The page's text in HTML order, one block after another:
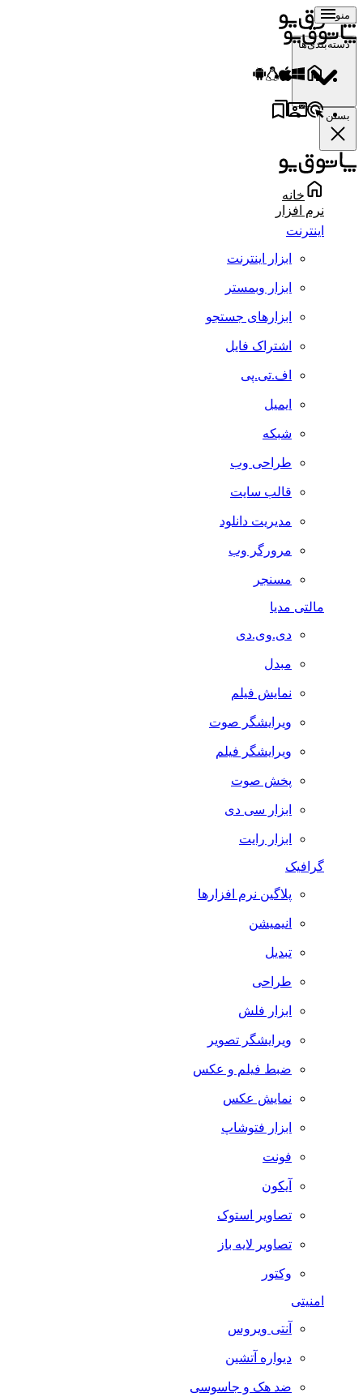
منو
دسته‌بندی‌ها
بستن
خانه
نرم افزار
اینترنت
ابزار اینترنت
ابزار وبمستر
ابزارهای جستجو
اشتراک فایل
اف.تی.پی
ایمیل
شبکه
طراحی وب
قالب سایت
مدیریت دانلود
مرورگر وب
مسنجر
مالتی مدیا
دی.وی.دی
مبدل
نمایش فیلم
ویرایشگر صوت
ویرایشگر فیلم
پخش صوت
ابزار سی دی
ابزار رایت
گرافیک
پلاگین نرم افزارها
انیمیشن
تبدیل
طراحی
ابزار فلش
ویرایشگر تصویر
ضبط فيلم و عكس
نمایش عکس
ابزار فتوشاپ
فونت
آیکون
تصاویر استوک
تصاویر لایه باز
وکتور
امنیتی
آنتی ویروس
دیواره آتشین
ضد هک و جاسوسی